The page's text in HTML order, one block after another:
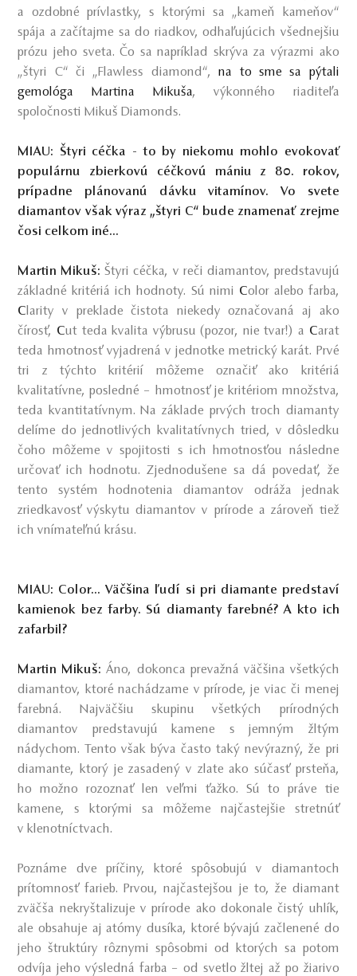
a ozdobné prívlastky, s ktorými sa „kameň kameňov“
spája a začítajme sa do riadkov, odhaľujúcich všednejšiu
prózu jeho sveta. Čo sa napríklad skrýva za výrazmi ako
„štyri C“ či „Flawless diamond“,na to sme sa pýtali
gemológa Martina Mikuša, výkonného riaditeľa
spoločnosti Mikuš Diamonds.
MIAU: Štyri céčka - to by niekomu mohlo evokovať
populárnu zbierkovú céčkovú mániu z 80. rokov,
prípadne plánovanú dávku vitamínov. Vo svete
diamantov však výraz „štyri C“ bude znamenať zrejme
čosi celkom iné...
Martin Mikuš: Štyri céčka, v reči diamantov, predstavujú
základné kritériá ich hodnoty. Sú nimi Color alebo farba,
C larity v preklade čistota niekedy označovaná aj ako
čírosť, Cut teda kvalita výbrusu (pozor, nie tvar!) a Carat
teda hmotnosť vyjadrená v jednotke metrický karát. Prvé
tri z týchto kritérií môžeme označiť ako kritériá
kvalitatívne, posledné – hmotnosť je kritériom množstva,
teda kvantitatívnym. Na základe prvých troch diamanty
delíme do jednotlivých kvalitatívnych tried, v dôsledku
čoho môžeme v spojitosti s ich hmotnosťou následne
určovať ich hodnotu. Zjednodušene sa dá povedať, že
tento systém hodnotenia diamantov odráža jednak
zriedkavosť výskytu diamantov v prírode a zároveň tiež
ich vnímateľnú krásu.
MIAU: Color... Väčšina ľudí si pri diamante predstaví
kamienok bez farby. Sú diamanty farebné? A kto ich
zafarbil?
Martin Mikuš: Áno, dokonca prevažná väčšina všetkých
diamantov, ktoré nachádzame v prírode, je viac či menej
farebná. Najväčšiu skupinu všetkých prírodných
diamantov predstavujú kamene s jemným žltým
nádychom. Tento však býva často taký nevýrazný, že pri
diamante, ktorý je zasadený v zlate ako súčasť prsteňa,
ho možno rozoznať len veľmi ťažko. Sú to práve tie
kamene, s ktorými sa môžeme najčastejšie stretnúť
v klenotníctvach.
Poznáme dve príčiny, ktoré spôsobujú v diamantoch
prítomnosť farieb. Prvou, najčastejšou je to, že diamant
zväčša nekryštalizuje v prírode ako dokonale čistý uhlík,
ale obsahuje aj atómy dusíka, ktoré bývajú začlenené do
jeho štruktúry rôznymi spôsobmi od ktorých sa potom
odvíja jeho výsledná farba – od svetlo žltej až po žiarivo